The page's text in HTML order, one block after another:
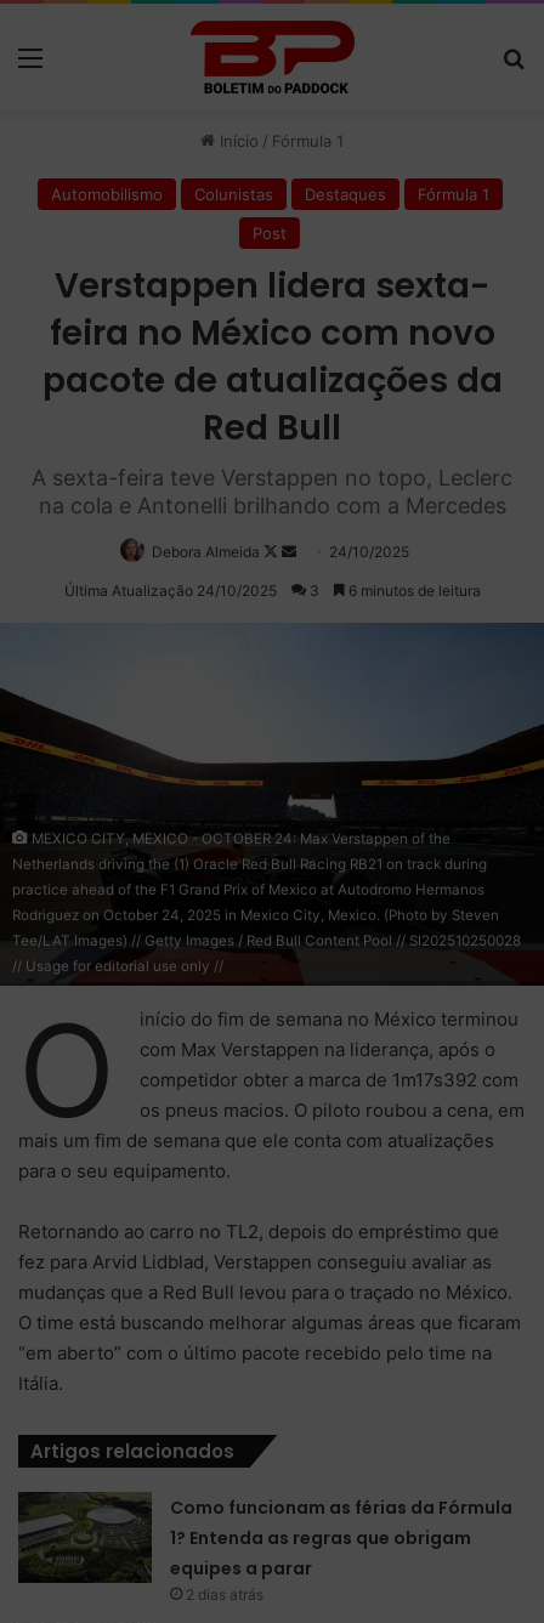
Início / Fórmula 1
Automobilismo Colunistas Destaques
Fórmula 1
Post
Verstappen lidera sexta-
feira no México com novo
pacote de atualizações da
Red Bull
A sexta-feira teve Verstappen no topo, Leclerc
na cola e Antonelli brilhando com a Mercedes
Debora Almeida
Follow
on
Mande
um
24/10/2025
Última Atualização 24/10/2025 3 6 minutos de leitura
MEXICO CITY, MEXICO - OCTOBER 24: Max Verstappen of the
Netherlands driving the (1) Oracle Red Bull Racing RB21 on track during
practice ahead of the F1 Grand Prix of Mexico at Autodromo Hermanos
Rodriguez on October 24, 2025 in Mexico City, Mexico. (Photo by Steven
Tee/LAT Images) // Getty Images / Red Bull Content Pool // SI202510250028
// Usage for editorial use only //
O
início do fim de semana no México terminou
com Max Verstappen na liderança, após o
competidor obter a marca de 1m17s392 com
os pneus macios. O piloto roubou a cena, em
mais um fim de semana que ele conta com atualizações
para o seu equipamento.
Retornando ao carro no TL2, depois do empréstimo que
fez para Arvid Lidblad, Verstappen conseguiu avaliar as
mudanças que a Red Bull levou para o traçado no México.
O time está buscando melhorar algumas áreas que ficaram
“em aberto” com o último pacote recebido pelo time na
Itália.
Artigos relacionados
Como funcionam as férias da Fórmula
1? Entenda as regras que obrigam
equipes a parar
2 dias atrás